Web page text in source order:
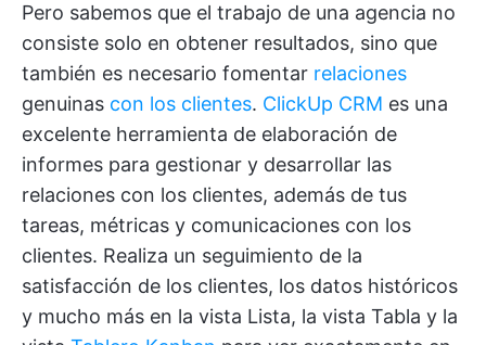
Pero sabemos que el trabajo de una agencia no
consiste solo en obtener resultados, sino que
también es necesario fomentar relaciones
genuinas con los clientes. ClickUp CRM es una
excelente herramienta de elaboración de
informes para gestionar y desarrollar las
relaciones con los clientes, además de tus
tareas, métricas y comunicaciones con los
clientes. Realiza un seguimiento de la
satisfacción de los clientes, los datos históricos
y mucho más en la vista Lista, la vista Tabla y la